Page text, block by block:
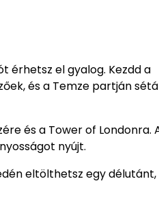
érhetsz el gyalog. Kezdd a
és a Temze partján
és a Tower of Londonra.
nyújt.
eltölthetsz egy délutánt,